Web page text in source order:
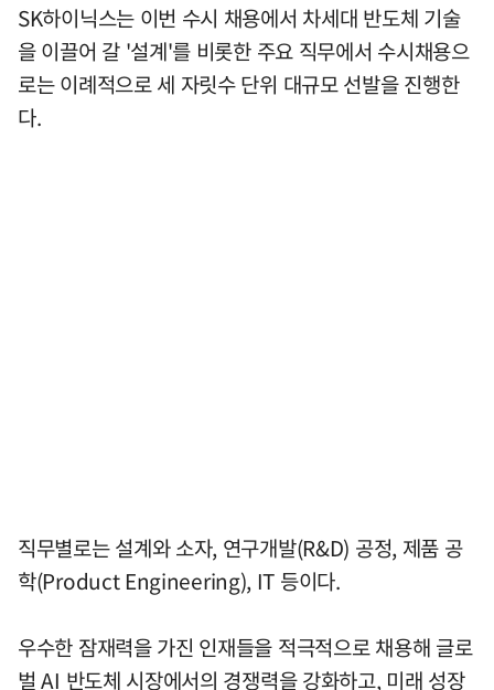
SK하이닉스는 이번 수시 채용에서 차세대 반도체 기술
을 이끌어 갈 '설계'를 비롯한 주요 직무에서 수시채용으
로는 이례적으로 세 자릿수 단위 대규모 선발을 진행한
다.
직무별로는 설계와 소자, 연구개발(R&D) 공정, 제품 공
학(Product Engineering), IT 등이다.
우수한 잠재력을 가진 인재들을 적극적으로 채용해 글로
벌 AI 반도체 시장에서의 경쟁력을 강화하고, 미래 성장